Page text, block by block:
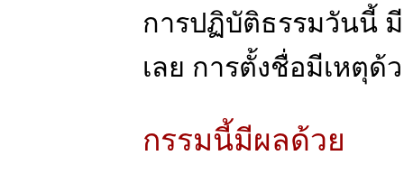
การปฏิบัติธรรมวันนี้
เลย การตั้งชื่อมีเหตุด้
กรรมนี้มีผลด้วย